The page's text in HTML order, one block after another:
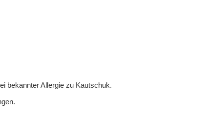
bekannter Allergie zu Kautschuk.